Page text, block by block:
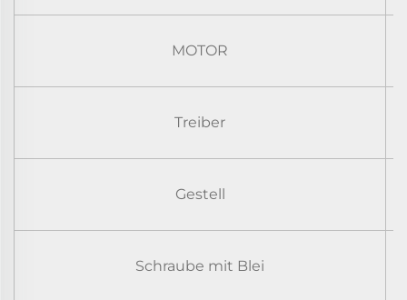
MOTOR
Treiber
Gestell
Schraube mit Blei